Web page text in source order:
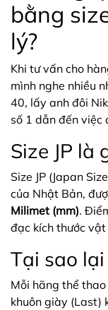
bằng
lý?
Khi tư vấn cho
mình nghe nhiều
40, lấy anh đôi
số 1 dẫn đến việc
Size JP là
Size JP (Japan
của Nhật Bản,
Milimet (mm).
đạc kích thước
Tại sao
Mỗi hãng thể
khuôn giày (Last)